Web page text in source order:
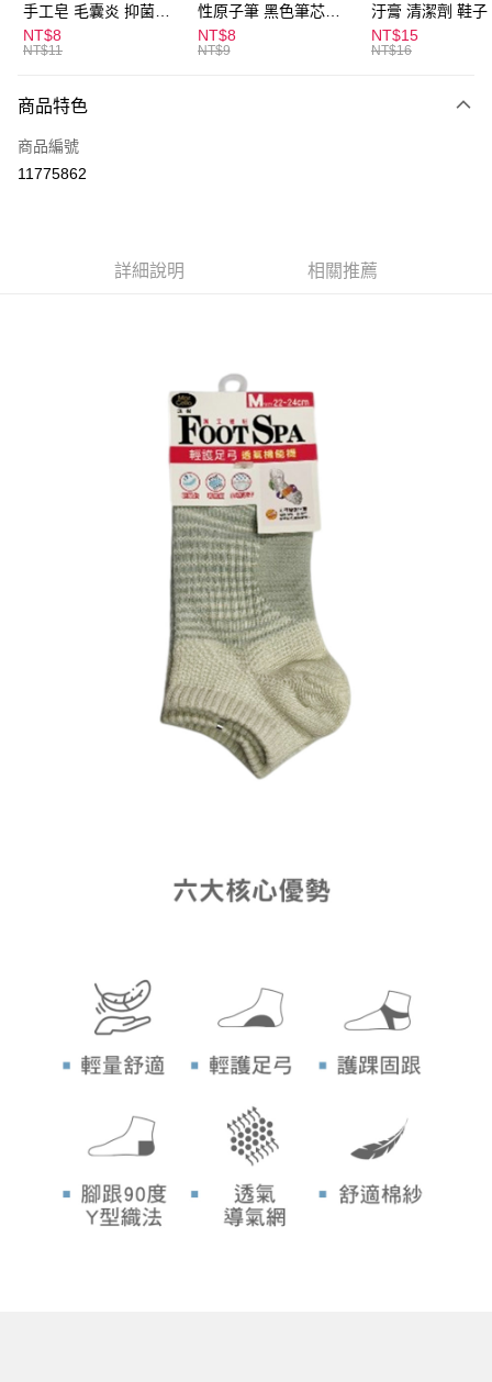
ATM付款
全家取貨付款
每筆NT$60，滿NT$599(含以上)免運費
付款後全家取貨
每筆NT$60，滿NT$599(含以上)免運費
每筆NT$120，滿NT$1,999(含以上)免運費
手工皂 毛囊炎 抑菌除
蟎 清潔護膚 去油去痘
寵物皮膚病 狗狗貓咪
NT$8
NT$11
性原子筆 黑色筆芯
S304
NT$8
NT$9
汙膏 清潔劑 鞋子
漬 白皮鞋 鞋油
NT$15
NT$16
商品特色
商品編號
11775862
詳細說明 相關推薦